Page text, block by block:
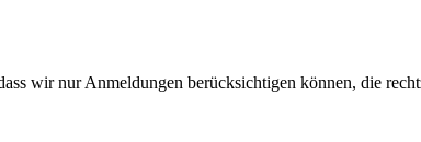
wir nur Anmeldungen berücksichtigen können, die